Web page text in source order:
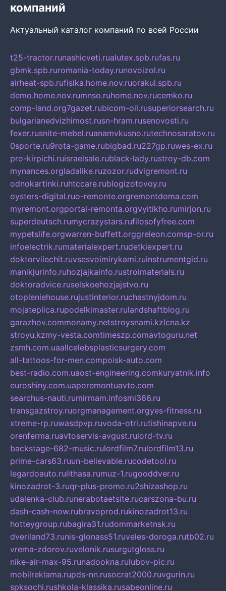
компаний
Актуальный каталог компаний по всей России
t25-tractor.runashicveti.rualutex.spb.rufas.ru
gbmk.spb.ruromania-today.runovoizol.ru
airheat-spb.rufisika.home.nov.ruorakul.spb.ru
demo.home.nov.rumnso.ruhome.nov.rucemko.ru
comp-land.org7gazet.rubicom-oil.rusuperiorsearch.ru
bulgarianedvizhimost.rusn-hram.rusenovosti.ru
fexer.rusnite-mebel.ruanamvkusno.rutechnosaratov.ru
0sporte.ru9rota-game.rubigbad.ru227gp.ruwes-ex.ru
pro-kirpichi.ruisraelsale.rublack-lady.rustroy-db.com
mynances.orgladalike.ruzozor.rudvigremont.ru
odnokartinki.ruhtccare.rublogizotovoy.ru
oysters-digital.ruo-remonte.orgremontdoma.com
myremont.orgportal-remonta.orgvyitikho.rumirjon.ru
superdeutsch.rumycrazystars.rufilosofyfree.com
mypetslife.orgwarren-buffett.orggreleon.comsp-or.ru
infoelectrik.rumaterialexpert.rudetkiexpert.ru
doktorvilechit.ruvsesvoimirykami.ruinstrumentgid.ru
manikjurinfo.ruhozjajkainfo.rustroimaterials.ru
doktoradvice.ruselskoehozjajstvo.ru
otopleniehouse.rujustinterior.ruchastnyjdom.ru
mojateplica.rupodelkimaster.rulandshaftblog.ru
garazhov.commonamy.netstroysnami.kzlcna.kz
stroyu.kzmy-vesta.comtimeszp.comavtoguru.net
zsmh.com.uaallcelebsplasticsurgery.com
all-tattoos-for-men.compoisk-auto.com
best-radio.com.uaost-engineering.comkuryatnik.info
euroshiny.com.uaporemontuavto.com
searchus-nauti.rumirmam.infosmi366.ru
transgazstroy.ruorgmanagement.orgyes-fitness.ru
xtreme-rp.ruwasdpvp.ruvoda-otri.rutishinapve.ru
orenferma.ruavtoservis-avgust.rulord-tv.ru
backstage-682-music.rulordfilm7.rulordfilm13.ru
prime-cars63.ruun-believable.rucodetool.ru
legardoauto.rulithasa.rumuz-1.rugooddver.ru
kinozadrot-3.ruqr-plus-promo.ru2shizashop.ru
udalenka-club.runerabotaetsite.rucarszona-bu.ru
dash-cash-now.rubravoprod.rukinozadrot13.ru
hotteygroup.rubagira31.rudommarketnsk.ru
dveriland73.runis-glonass51.ruveles-doroga.rutb02.ru
vrema-zdorov.ruvelonik.rusurgutgloss.ru
nike-air-max-95.runadookna.rulubov-pic.ru
mobilreklama.rupds-nn.rusocrat2000.ruvgurin.ru
spksochi.rushkola-klassika.rusabeonline.ru